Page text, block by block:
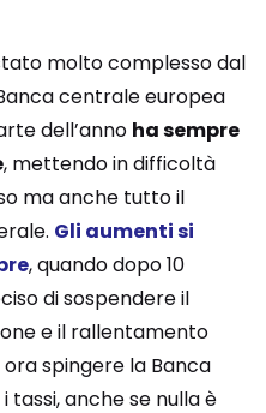
molto complesso dal
centrale europea
dell’anno ha sempre
, mettendo in difficoltà
ma anche tutto il
Gli aumenti si
, quando dopo 10
di sospendere il
e il rallentamento
spingere la Banca
anche se nulla è